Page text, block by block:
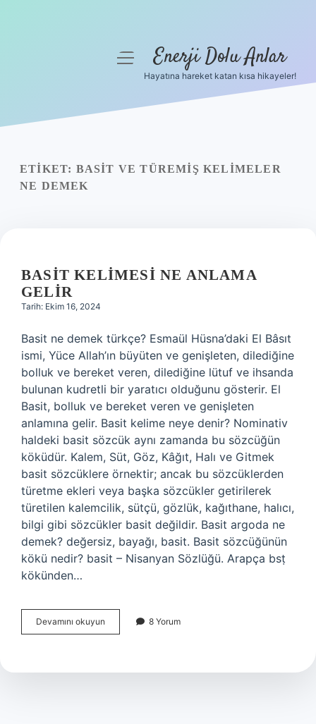
Yasal Uyarı
menüyüEnerji Dolu Anlar
Hayatına hareket katan kısa hikayeler!
ETIKET: BASIT VE TÜREMIŞ KELIMELER
NE DEMEK
BASIT KELIMESI NE ANLAMA
GELIR
Tarih: Ekim 16, 2024
Basit ne demek türkçe? Esmaül Hüsna’daki El Bâsıt
ismi, Yüce Allah’ın büyüten ve genişleten, dilediğine
bolluk ve bereket veren, dilediğine lütuf ve ihsanda
bulunan kudretli bir yaratıcı olduğunu gösterir. El
Basit, bolluk ve bereket veren ve genişleten
anlamına gelir. Basit kelime neye denir? Nominativ
haldeki basit sözcük aynı zamanda bu sözcüğün
köküdür. Kalem, Süt, Göz, Kâğıt, Halı ve Gitmek
basit sözcüklere örnektir; ancak bu sözcüklerden
türetme ekleri veya başka sözcükler getirilerek
türetilen kalemcilik, sütçü, gözlük, kağıthane, halıcı,
bilgi gibi sözcükler basit değildir. Basit argoda ne
demek? değersiz, bayağı, basit. Basit sözcüğünün
kökü nedir? basit – Nisanyan Sözlüğü. Arapça bsṭ
kökünden…
Devamını okuyun
Kelimesi
Gelir
8 Yorum